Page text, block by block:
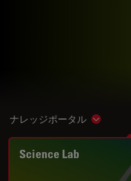
ナレッジポータル Show
Science Lab